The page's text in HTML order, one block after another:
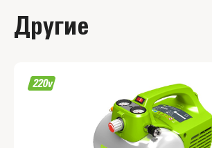
Другие